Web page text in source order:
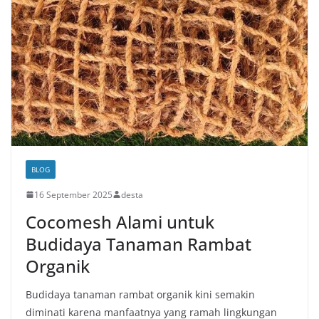
BLOG
16 September 2025 desta
Cocomesh Alami untuk
Budidaya Tanaman Rambat
Organik
Budidaya tanaman rambat organik kini semakin
diminati karena manfaatnya yang ramah lingkungan